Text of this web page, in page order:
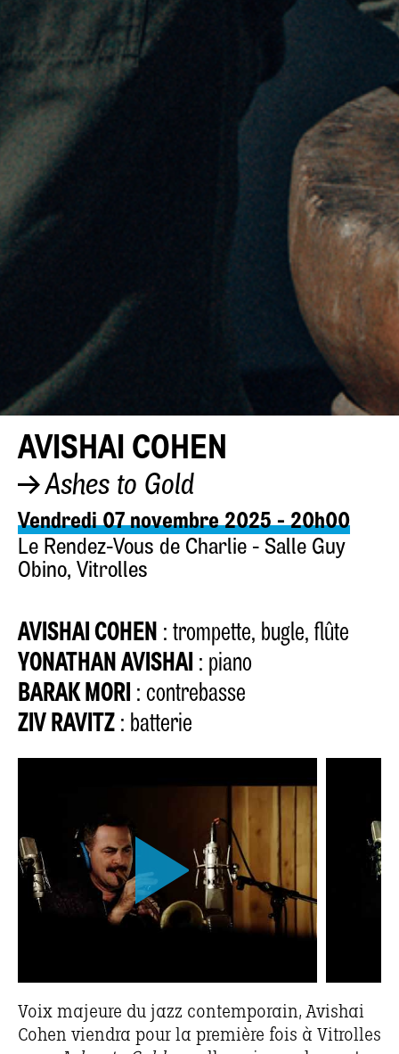
AVISHAI COHEN
Ashes to Gold
Vendredi 07 novembre 2025 - 20h00
Le Rendez-Vous de Charlie - Salle Guy
Obino, Vitrolles
AVISHAI COHEN : trompette, bugle, flûte
YONATHAN AVISHAI : piano
BARAK MORI : contrebasse
ZIV RAVITZ : batterie
Voix majeure du jazz contemporain, Avishai
Cohen viendra pour la première fois à Vitrolles